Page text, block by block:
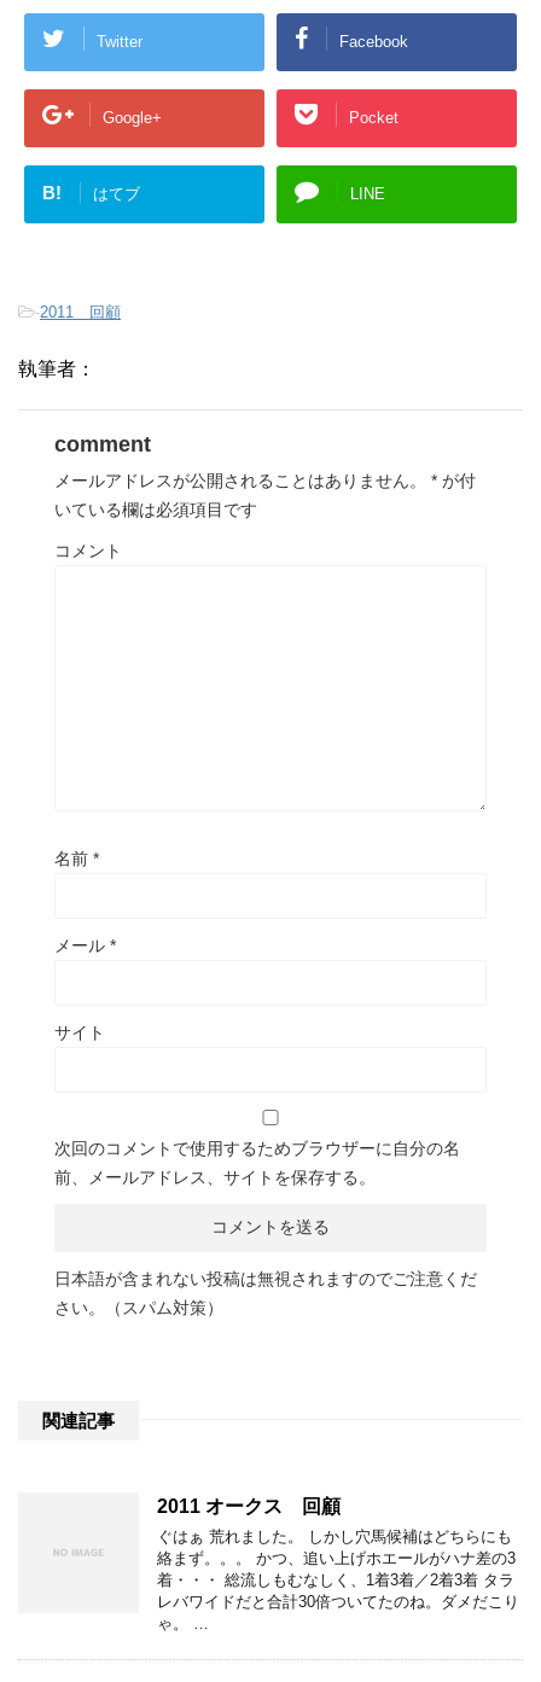
Twitter Facebook
Google+ Pocket
B! はてブ LINE
-2011 回顧
執筆者：
comment
メールアドレスが公開されることはありません。 * が付
いている欄は必須項目です
コメント
名前 *
メール *
サイト
次回のコメントで使用するためブラウザーに自分の名
前、メールアドレス、サイトを保存する。
日本語が含まれない投稿は無視されますのでご注意くだ
さい。（スパム対策）
関連記事
2011 オークス 回顧
ぐはぁ 荒れました。 しかし穴馬候補はどちらにも
絡まず。。。 かつ、追い上げホエールがハナ差の3
着・・・ 総流しもむなしく、1着3着／2着3着 タラ
レバワイドだと合計30倍ついてたのね。ダメだこり
ゃ。 …